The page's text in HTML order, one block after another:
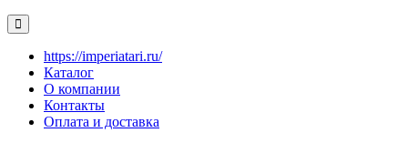
https://imperiatari.ru/
Каталог
О компании
Контакты
Оплата и доставка